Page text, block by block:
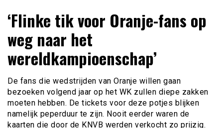
Online Games RSS
verzameld
‘Flinke tik voor Oranje-fans op
weg naar het
wereldkampioenschap’
De fans die wedstrijden van Oranje willen gaan
bezoeken volgend jaar op het WK zullen diepe zakken
moeten hebben. De tickets voor deze potjes blijken
namelijk peperduur te zijn. Nooit eerder waren de
kaarten die door de KNVB werden verkocht zo prijzig.